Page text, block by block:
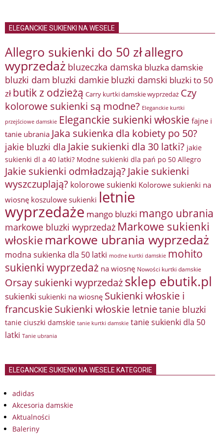
ELEGANCKIE SUKIENKI NA WESELE
Allegro sukienki do 50 złallegro
wyprzedaż bluzeczka damska bluzka damskie
bluzki dam bluzki damkie bluzki damski bluzki to 50
zł butik z odzieżą Carry kurtki damskie wyprzedaż Czy
kolorowe sukienki są modne? Eleganckie kurtki
przejściowe damskie Eleganckie sukienki włoskie fajne i
tanie ubrania Jaka sukienka dla kobiety po 50?
jakie bluzki dla Jakie sukienki dla 30 latki? jakie
sukienki dl a 40 latki? Modne sukienki dla pań po 50 Allegro
Jakie sukienki odmładzają? Jakie sukienki
wyszczuplają? kolorowe sukienki Kolorowe sukienki na
wiosnę koszulowe sukienki letnie
wyprzedaże mango bluzki mango ubrania
markowe bluzki wyprzedaż Markowe sukienki
włoskie markowe ubrania wyprzedaż
modna sukienka dla 50 latki modne kurtki damskie mohito
sukienki wyprzedaż na wiosnę Nowości kurtki damskie
Orsay sukienki wyprzedażsklep ebutik.pl
sukienki sukienki na wiosnę Sukienki włoskie i
francuskieSukienki włoskie letnietanie bluzki
tanie ciuszki damskie tanie kurtki damskie tanie sukienki dla 50
latki Tanie ubrania
ELEGANCKIE SUKIENKI NA WESELE KATEGORIE
adidas
Akcesoria damskie
Aktualności
Baleriny